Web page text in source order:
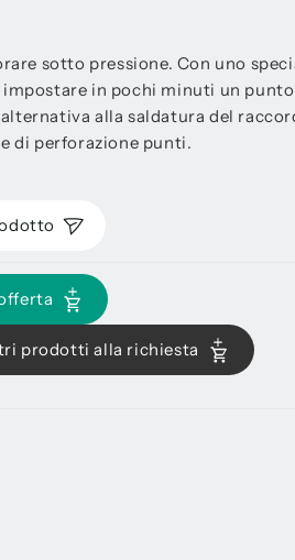
sotto pressione. Con uno
in pochi minuti un
alternativa alla saldatura del
di perforazione punti.
prodotti alla richiesta